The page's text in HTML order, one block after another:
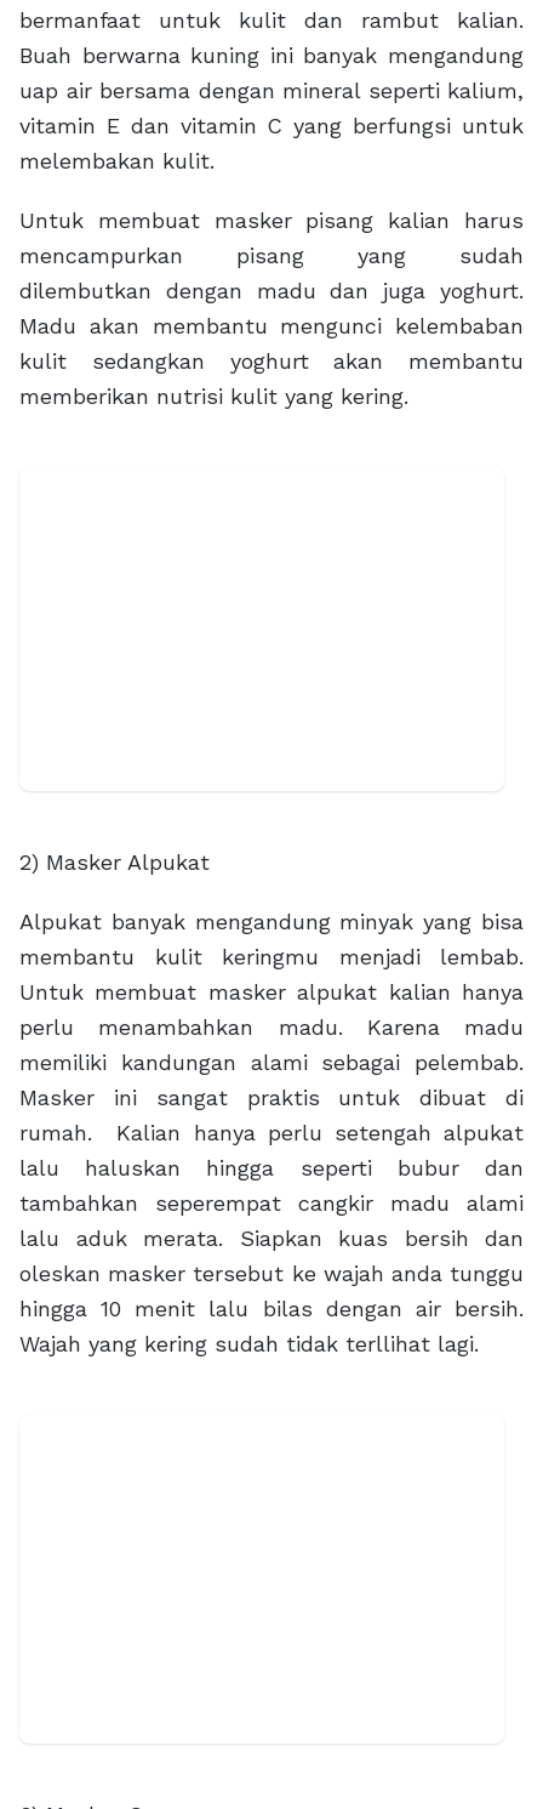
bermanfaat untuk kulit dan rambut kalian.
Buah berwarna kuning ini banyak mengandung
uap air bersama dengan mineral seperti kalium,
vitamin E dan vitamin C yang berfungsi untuk
melembakan kulit.
Untuk membuat masker pisang kalian harus
mencampurkan pisang yang sudah
dilembutkan dengan madu dan juga yoghurt.
Madu akan membantu mengunci kelembaban
kulit sedangkan yoghurt akan membantu
memberikan nutrisi kulit yang kering.
2) Masker Alpukat
Alpukat banyak mengandung minyak yang bisa
membantu kulit keringmu menjadi lembab.
Untuk membuat masker alpukat kalian hanya
perlu menambahkan madu. Karena madu
memiliki kandungan alami sebagai pelembab.
Masker ini sangat praktis untuk dibuat di
rumah. Kalian hanya perlu setengah alpukat
lalu haluskan hingga seperti bubur dan
tambahkan seperempat cangkir madu alami
lalu aduk merata. Siapkan kuas bersih dan
oleskan masker tersebut ke wajah anda tunggu
hingga 10 menit lalu bilas dengan air bersih.
Wajah yang kering sudah tidak terllihat lagi.